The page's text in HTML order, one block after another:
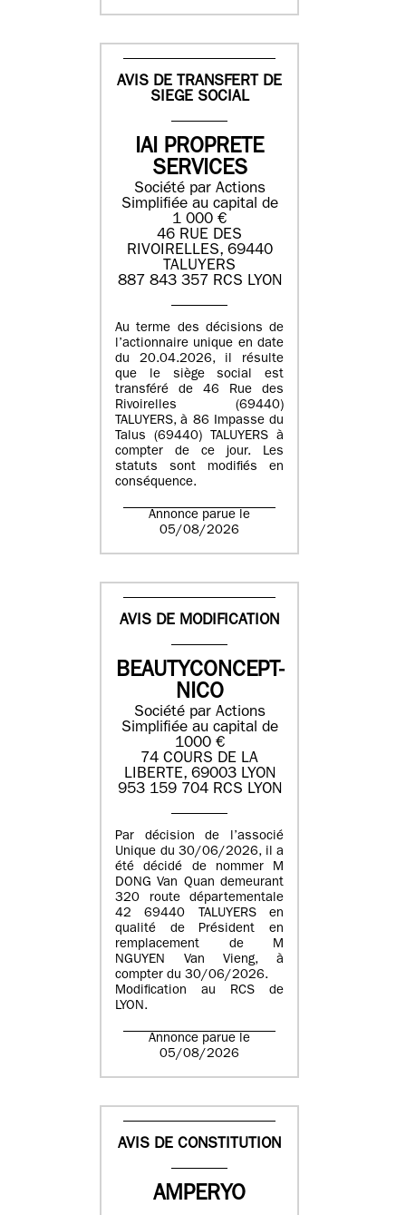
AVIS DE TRANSFERT DE
SIEGE SOCIAL
IAI PROPRETE
SERVICES
Société par Actions
Simplifiée au capital de
1 000 €
46 RUE DES
RIVOIRELLES, 69440
TALUYERS
887 843 357 RCS LYON
Au terme des décisions de
l’actionnaire unique en date
du 20.04.2026, il résulte
que le siège social est
transféré de 46 Rue des
Rivoirelles (69440)
TALUYERS, à 86 Impasse du
Talus (69440) TALUYERS à
compter de ce jour. Les
statuts sont modifiés en
conséquence.
Annonce parue le
05/08/2026
AVIS DE MODIFICATION
BEAUTYCONCEPT-
NICO
Société par Actions
Simplifiée au capital de
1000 €
74 COURS DE LA
LIBERTE, 69003 LYON
953 159 704 RCS LYON
Par décision de l’associé
Unique du 30/06/2026, il a
été décidé de nommer M
DONG Van Quan demeurant
320 route départementale
42 69440 TALUYERS en
qualité de Président en
remplacement de M
NGUYEN Van Vieng, à
compter du 30/06/2026.
Modification au RCS de
LYON.
Annonce parue le
05/08/2026
AVIS DE CONSTITUTION
AMPERYO